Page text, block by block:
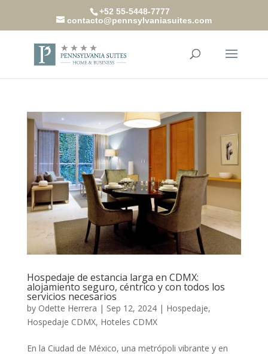
+52 55-5448-7777
contacto@pennsylvaniasuites.com
Hospedaje de estancia larga en CDMX:
alojamiento seguro, céntrico y con todos los
servicios necesarios
by Odette Herrera | Sep 12, 2024| Hospedaje,
Hospedaje CDMX, Hoteles CDMX
En la Ciudad de México, una metrópoli vibrante y en